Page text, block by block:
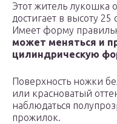
Этот житель лукошка
достигает в высоту
Имеет форму
может меняться и
цилиндрическую
Поверхность ножки
или красноватый
наблюдаться
прожилок.